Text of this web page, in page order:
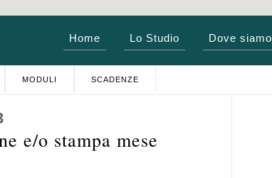
Home Lo Studio Dove siamo
MODULI SCADENZE
e/o stampa mese